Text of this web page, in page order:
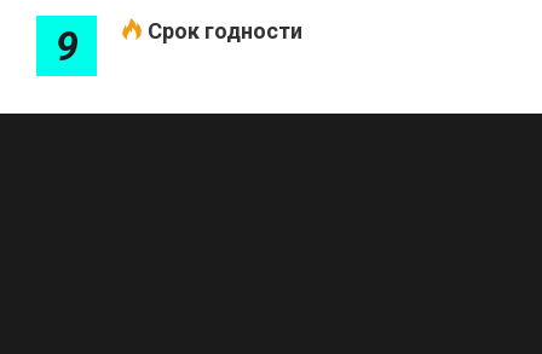
9 Срок годности